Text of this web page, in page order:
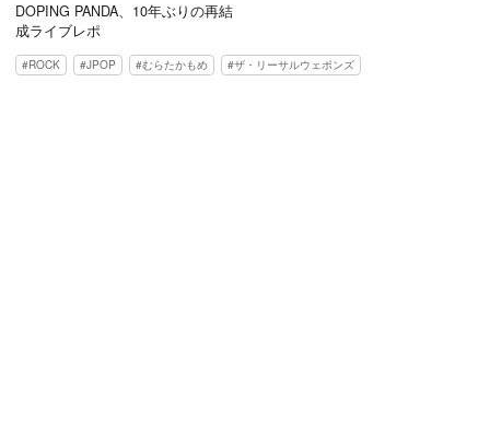
DOPING PANDA、10年ぶりの再結
成ライブレポ
ROCK JPOP むらたかもめ ザ・リーサルウェポンズ